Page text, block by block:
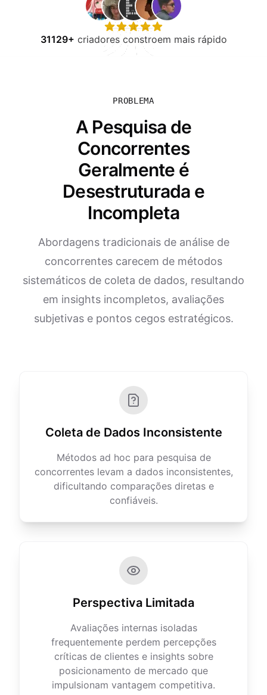
31129+ criadores constroem mais rápido
PROBLEMA
A Pesquisa de
Concorrentes
Geralmente é
Desestruturada e
Incompleta
Abordagens tradicionais de análise de
concorrentes carecem de métodos
sistemáticos de coleta de dados, resultando
em insights incompletos, avaliações
subjetivas e pontos cegos estratégicos.
Coleta de Dados Inconsistente
Métodos ad hoc para pesquisa de
concorrentes levam a dados inconsistentes,
dificultando comparações diretas e
confiáveis.
Perspectiva Limitada
Avaliações internas isoladas
frequentemente perdem percepções
críticas de clientes e insights sobre
posicionamento de mercado que
impulsionam vantagem competitiva.